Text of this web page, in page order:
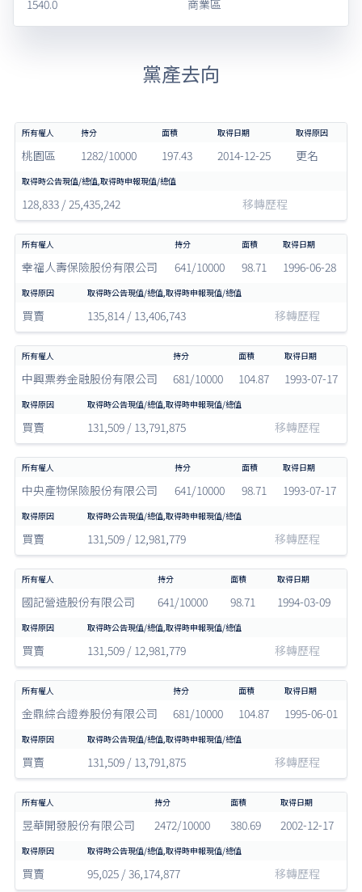
1540.0 商業區
黨產去向
桃園區 1282/10000 197.43 2014-12-25 更名
128,833 / 25,435,242 移轉歷程
幸福人壽保險股份有限公司 641/10000 98.71 1996-06-28
買賣 135,814 / 13,406,743 移轉歷程
中興票券金融股份有限公司 681/10000 104.87 1993-07-17
買賣 131,509 / 13,791,875 移轉歷程
中央產物保險股份有限公司 641/10000 98.71 1993-07-17
買賣 131,509 / 12,981,779 移轉歷程
國記營造股份有限公司 641/10000 98.71 1994-03-09
買賣 131,509 / 12,981,779 移轉歷程
金鼎綜合證券股份有限公司 681/10000 104.87 1995-06-01
買賣 131,509 / 13,791,875 移轉歷程
昱華開發股份有限公司 2472/10000 380.69 2002-12-17
買賣 95,025 / 36,174,877 移轉歷程